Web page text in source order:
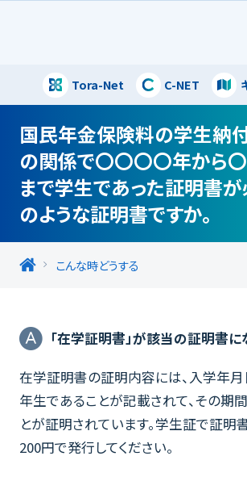
Tora-Net C-NET
国民年金保険料の学生納
の関係で〇〇〇〇年から
まで学生であった証明書が
のような証明書ですか。
こんな時どうする
「在学証明書」が該当の証明書に
在学証明書の証明内容には、入学年月
年生であることが記載されて、その期
とが証明されています。学生証で証明
200円で発行してください。